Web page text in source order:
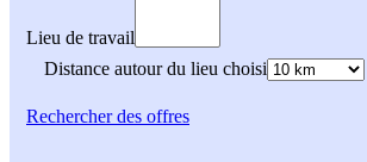
Lieu de travail
Distance autour du lieu choisi
Rechercherdes offres